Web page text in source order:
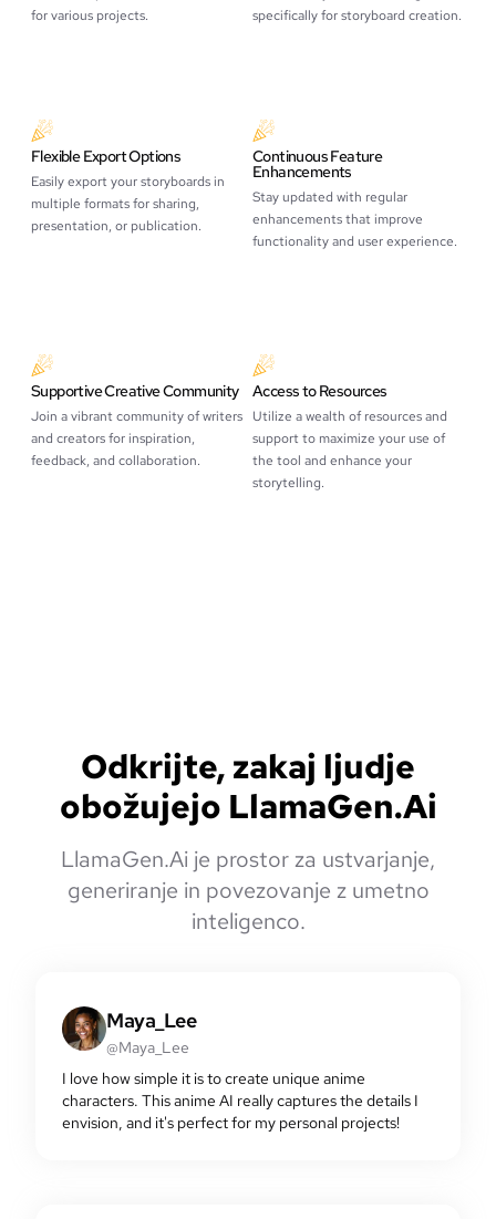
for various projects.
specifically for storyboard creation.
Flexible Export Options
Easily export your storyboards in
multiple formats for sharing,
presentation, or publication.
Continuous Feature
Enhancements
Stay updated with regular
enhancements that improve
functionality and user experience.
Supportive Creative Community
Join a vibrant community of writers
and creators for inspiration,
feedback, and collaboration.
Access to Resources
Utilize a wealth of resources and
support to maximize your use of
the tool and enhance your
storytelling.
Odkrijte, zakaj ljudje
obožujejo LlamaGen.Ai
LlamaGen.Ai je prostor za ustvarjanje,
generiranje in povezovanje z umetno
inteligenco.
Maya_Lee
@Maya_Lee
I love how simple it is to create unique anime
characters. This anime AI really captures the details I
envision, and it's perfect for my personal projects!